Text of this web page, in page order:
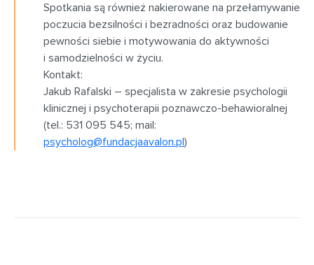
Spotkania są również nakierowane na przełamywanie
poczucia bezsilności i bezradności oraz budowanie
pewności siebie i motywowania do aktywności
i samodzielności w życiu.
Kontakt:
Jakub Rafalski – specjalista w zakresie psychologii
klinicznej i psychoterapii poznawczo-behawioralnej
(tel.: 531 095 545; mail:
psycholog@fundacjaavalon.pl)